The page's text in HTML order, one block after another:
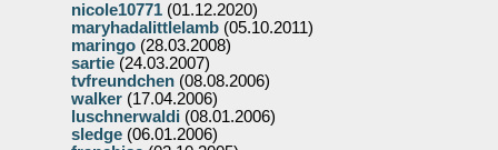
nicole10771 (01.12.2020)
maryhadalittlelamb (05.10.2011)
maringo (28.03.2008)
sartie (24.03.2007)
tvfreundchen (08.08.2006)
walker (17.04.2006)
luschnerwaldi (08.01.2006)
sledge (06.01.2006)